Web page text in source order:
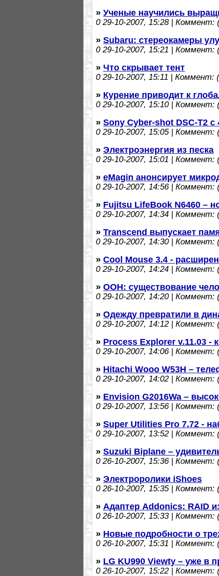
» Ученые научились
029-10-2007, 15:28 | Коммент:
» Subaru: cтереокамеры
029-10-2007, 15:21 | Коммент:
» Что скрывает тент
029-10-2007, 15:11 | Коммент:
» Курение приводит к
029-10-2007, 15:10 | Коммент:
» Sony Cyber-shot DSC-T2 с
029-10-2007, 15:05 | Коммент:
» Электроэнергия из песка
029-10-2007, 15:01 | Коммент:
» eMagin анонсирует
029-10-2007, 14:56 | Коммент:
» Fujitsu LifeBook N6460 –
029-10-2007, 14:34 | Коммент:
» Transcend выпускает
029-10-2007, 14:30 | Коммент:
» Cool Mouse 3.4 -
029-10-2007, 14:24 | Коммент:
» ООН: существование
029-10-2007, 14:20 | Коммент:
» Одежду превратили в
029-10-2007, 14:12 | Коммент:
» Process Explorer v.11.03 -
029-10-2007, 14:06 | Коммент:
» Hitachi Wooo W53H –
029-10-2007, 14:02 | Коммент:
» Envision G2016Wa –
029-10-2007, 13:56 | Коммент:
» Super Utilities Pro 7.72 -
029-10-2007, 13:52 | Коммент:
» Suzuki Biplane –
026-10-2007, 15:36 | Коммент:
» Электроролики iShoes
026-10-2007, 15:35 | Коммент:
» Адаптер Addonics: RAID
026-10-2007, 15:33 | Коммент:
» Новые подробности о
026-10-2007, 15:31 | Коммент:
» LG KU990 Viewty – уже в
026-10-2007, 15:22 | Коммент: